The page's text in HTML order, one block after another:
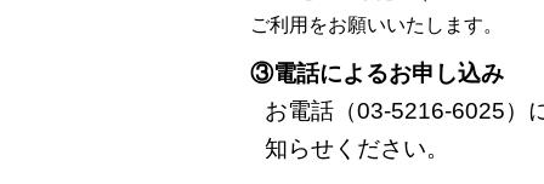
ご利用をお願いいたします。
③電話によるお申し込み
お電話（03-5216-6025）
知らせください。